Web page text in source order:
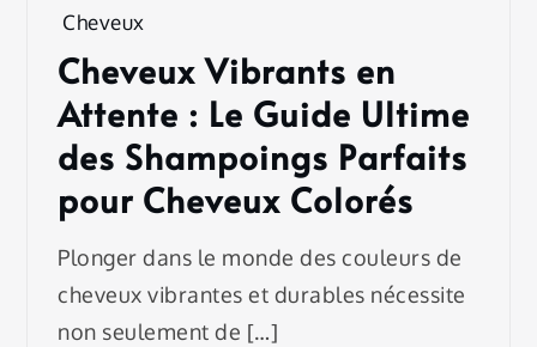
Cheveux
Cheveux Vibrants en
Attente : Le Guide Ultime
des Shampoings Parfaits
pour Cheveux Colorés
Plonger dans le monde des couleurs de
cheveux vibrantes et durables nécessite
non seulement de […]